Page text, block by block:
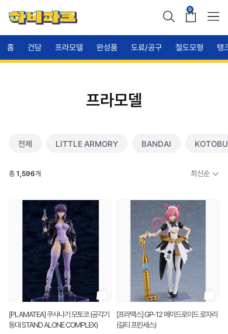
0
홈 건담 프라모델 완성품 도료/공구 철도모형 탱크
프라모델
전체 LITTLE ARMORY BANDAI
총 1,596개 최신순
[PLAMATEA] 쿠사나기 모토코 (공각기
동대 STAND ALONE COMPLEX)
[프라맥스] GP-12 메이드로이드 로자리
(길티 프린세스)